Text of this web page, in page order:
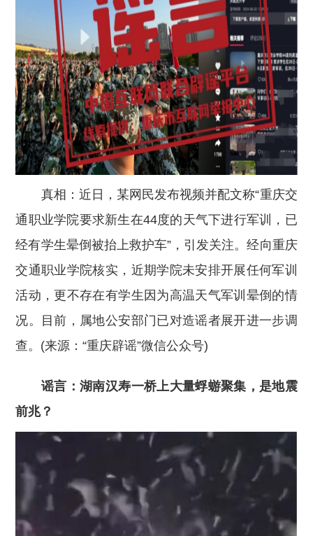
真相：近日，某网民发布视频并配文称“重庆交
通职业学院要求新生在44度的天气下进行军训，已
经有学生晕倒被抬上救护车”，引发关注。经向重庆
交通职业学院核实，近期学院未安排开展任何军训
活动，更不存在有学生因为高温天气军训晕倒的情
况。目前，属地公安部门已对造谣者展开进一步调
查。(来源：“重庆辟谣”微信公众号)
谣言：湖南汉寿一桥上大量蜉蝣聚集，是地震
前兆？